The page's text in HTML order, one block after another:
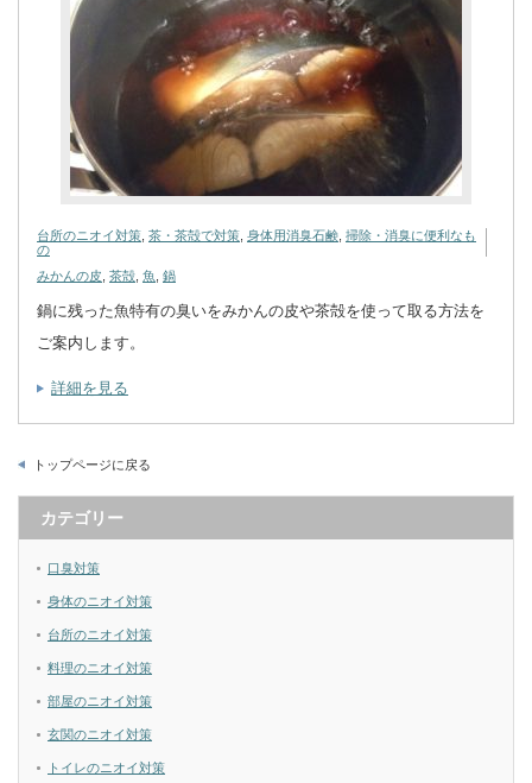
台所のニオイ対策 茶・茶殻で対策 身体用消臭石鹸 掃除・消臭に便利なも
の
みかんの皮 茶殻 魚 鍋
鍋に残った魚特有の臭いをみかんの皮や茶殻を使って取る方法を
ご案内します。
詳細を見る
トップページに戻る
カテゴリー
口臭対策
身体のニオイ対策
台所のニオイ対策
料理のニオイ対策
部屋のニオイ対策
玄関のニオイ対策
トイレのニオイ対策